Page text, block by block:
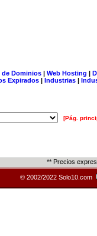
de Dominios| Web Hosting |
Expirados | Industrias |
[Pág.
** Precios
© 2002/2022 Solo10.com